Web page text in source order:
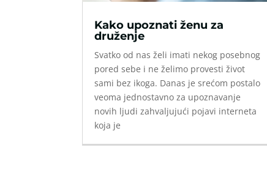
Kako upoznati ženu za
druženje
Svatko od nas želi imati nekog posebnog
pored sebe i ne želimo provesti život
sami bez ikoga. Danas je srećom postalo
veoma jednostavno za upoznavanje
novih ljudi zahvaljujući pojavi interneta
koja je